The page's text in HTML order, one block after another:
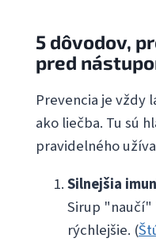
5 dôvodov,
pred
Prevencia je vždy
ako liečba. Tu sú
pravidelného
Silnejšia
Sirup "naučí"
rýchlejšie. (